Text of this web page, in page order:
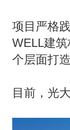
项目严格
WELL建
个层面打
目前，光